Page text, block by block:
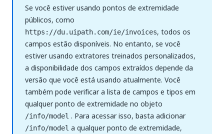
Se você estiver usando pontos de extremidade
públicos, como
https://du.uipath.com/ie/invoices, todos os
campos estão disponíveis. No entanto, se você
estiver usando extratores treinados personalizados,
a disponibilidade dos campos extraídos depende da
versão que você está usando atualmente. Você
também pode verificar a lista de campos e tipos em
qualquer ponto de extremidade no objeto
/info/model . Para acessar isso, basta adicionar
/info/model a qualquer ponto de extremidade,